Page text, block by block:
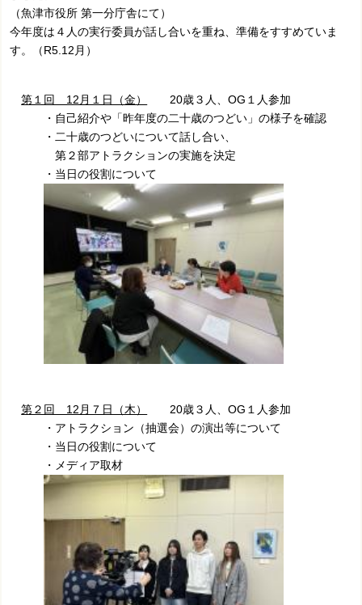
（魚津市役所 第一分庁舎にて）
今年度は４人の実行委員が話し合いを重ね、準備をすすめていま
す。（R5.12月）
第１回 12月１日（金）
20歳３人、OG１人参加
・自己紹介や「昨年度の二十歳のつどい」の様子を確認
・二十歳のつどいについて話し合い、
第２部アトラクションの実施を決定
・当日の役割について
第２回 12月７日（木）
20歳３人、OG１人参加
・アトラクション（抽選会）の演出等について
・当日の役割について
・メディア取材